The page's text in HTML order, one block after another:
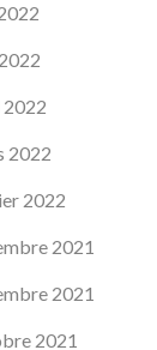
2022
2022
2021
2021
2021